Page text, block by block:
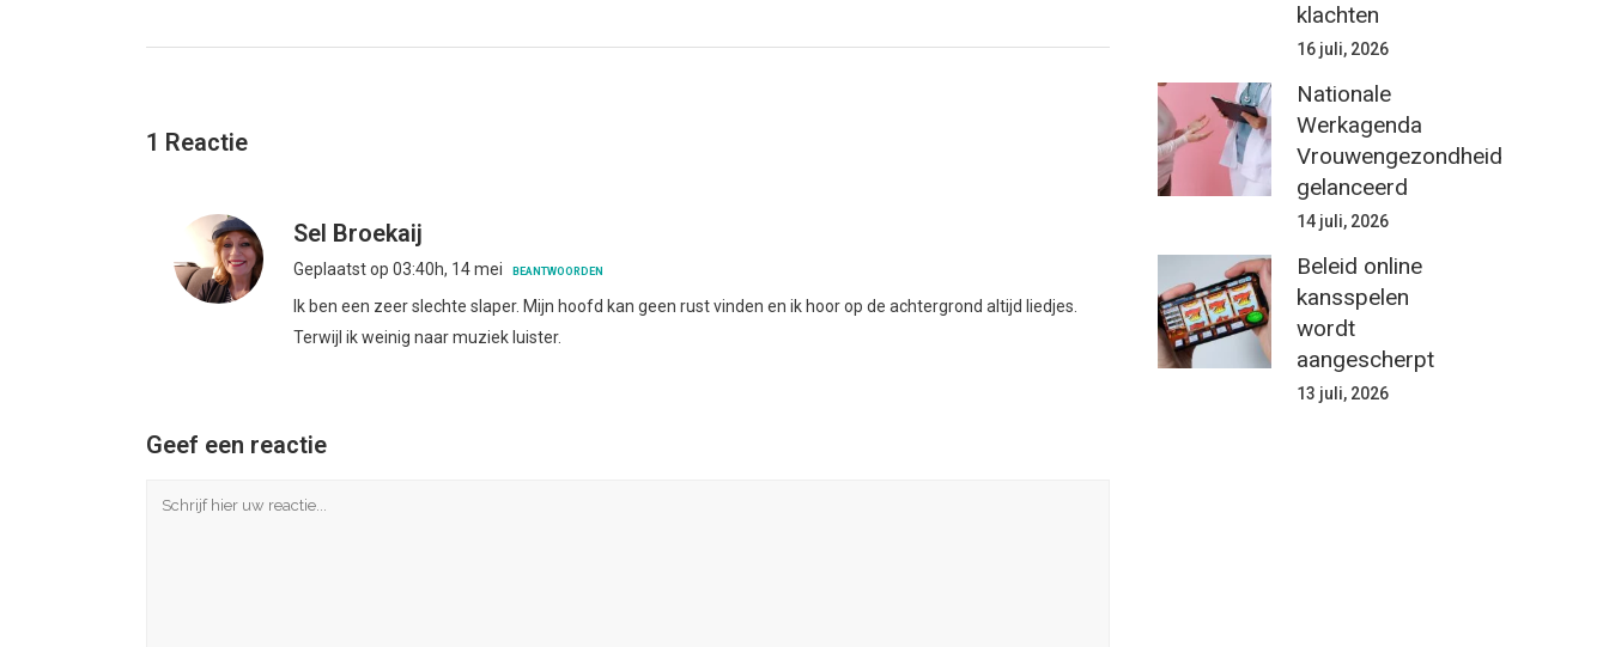
1 Reactie
Sel Broekaij
Geplaatst op 03:40h, 14 mei BEANTWOORDEN
Ik ben een zeer slechte slaper. Mijn hoofd kan geen rust vinden en ik hoor op de achtergrond altijd liedjes.
Terwijl ik weinig naar muziek luister.
Geef een reactie
klachten
16 juli, 2026
Nationale
Werkagenda
Vrouwengezondheid
gelanceerd
14 juli, 2026
Beleid online
kansspelen
wordt
aangescherpt
13 juli, 2026